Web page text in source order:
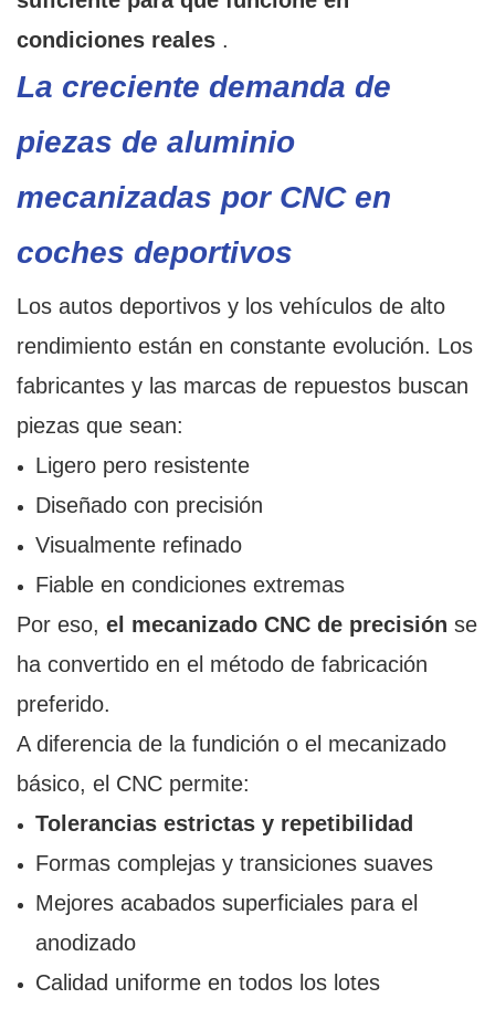
condiciones reales .
La creciente demanda de
piezas de aluminio
mecanizadas por CNC en
coches deportivos
Los autos deportivos y los vehículos de alto
rendimiento están en constante evolución. Los
fabricantes y las marcas de repuestos buscan
piezas que sean:
Ligero pero resistente
Diseñado con precisión
Visualmente refinado
Fiable en condiciones extremas
Por eso, el mecanizado CNC de precisión se
ha convertido en el método de fabricación
preferido.
A diferencia de la fundición o el mecanizado
básico, el CNC permite:
Tolerancias estrictas y repetibilidad
Formas complejas y transiciones suaves
Mejores acabados superficiales para el
anodizado
Calidad uniforme en todos los lotes